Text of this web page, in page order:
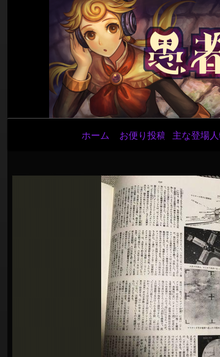
ビ
ゲ
ー
シ
ョ
ン
ホーム お便り投稿 主な登場